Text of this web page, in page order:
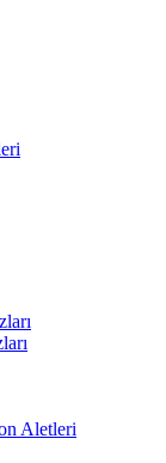
Aletleri